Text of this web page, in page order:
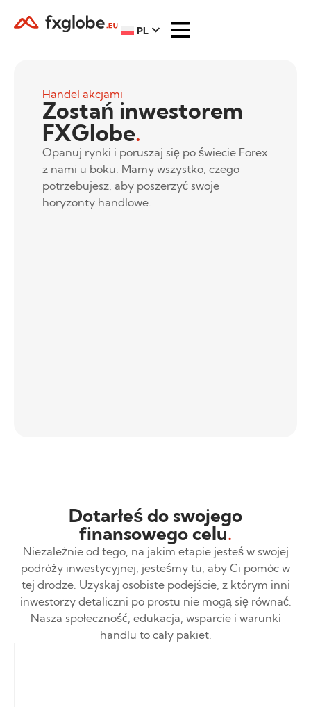
PL
Handel akcjami
Zostań inwestorem
FXGlobe.
Opanuj rynki i poruszaj się po świecie Forex
z nami u boku. Mamy wszystko, czego
potrzebujesz, aby poszerzyć swoje
horyzonty handlowe.
Dotarłeś do swojego
finansowego celu.
Niezależnie od tego, na jakim etapie jesteś w swojej
podróży inwestycyjnej, jesteśmy tu, aby Ci pomóc w
tej drodze. Uzyskaj osobiste podejście, z którym inni
inwestorzy detaliczni po prostu nie mogą się równać.
Nasza społeczność, edukacja, wsparcie i warunki
handlu to cały pakiet.